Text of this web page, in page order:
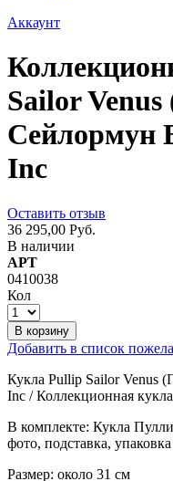
Аккаунт
Sailor
Сейлормун
Inc
Оставить отзыв
36 295,00 Руб.
В наличии
АРТ
0410038
Кол
В корзину
Добавить в список
Кукла Pullip Sailor Venus
Inc / Коллекционная
В комплекте: Кукла
фото, подставка, упаковка
Размер: около 31 см